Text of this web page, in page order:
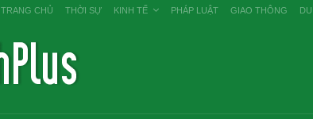
TRANG CHỦ THỜI SỰ KINH TẾ PHÁP LUẬT GIAO THÔNG